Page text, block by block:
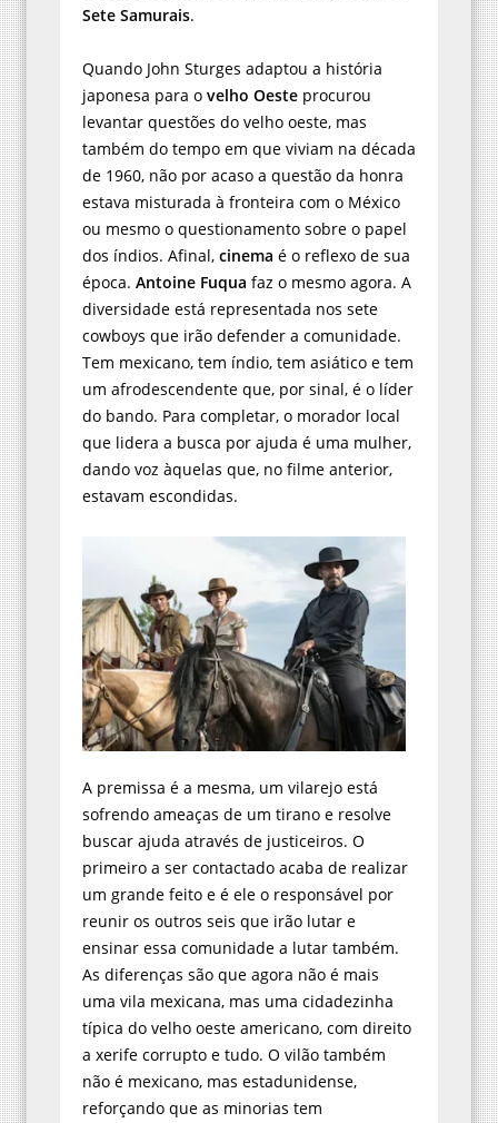
Sete Samurais.
Quando John Sturges adaptou a história
japonesa para o velho Oeste procurou
levantar questões do velho oeste, mas
também do tempo em que viviam na década
de 1960, não por acaso a questão da honra
estava misturada à fronteira com o México
ou mesmo o questionamento sobre o papel
dos índios. Afinal, cinema é o reflexo de sua
época. Antoine Fuqua faz o mesmo agora. A
diversidade está representada nos sete
cowboys que irão defender a comunidade.
Tem mexicano, tem índio, tem asiático e tem
um afrodescendente que, por sinal, é o líder
do bando. Para completar, o morador local
que lidera a busca por ajuda é uma mulher,
dando voz àquelas que, no filme anterior,
estavam escondidas.
A premissa é a mesma, um vilarejo está
sofrendo ameaças de um tirano e resolve
buscar ajuda através de justiceiros. O
primeiro a ser contactado acaba de realizar
um grande feito e é ele o responsável por
reunir os outros seis que irão lutar e
ensinar essa comunidade a lutar também.
As diferenças são que agora não é mais
uma vila mexicana, mas uma cidadezinha
típica do velho oeste americano, com direito
a xerife corrupto e tudo. O vilão também
não é mexicano, mas estadunidense,
reforçando que as minorias tem